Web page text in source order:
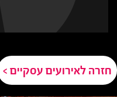
חזרה לאירועים עסקיים >